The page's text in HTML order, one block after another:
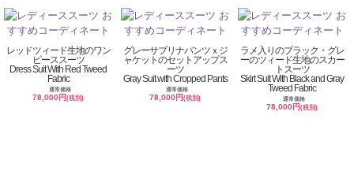
レッドツィード生地のワン
ピーススーツ
Dress Suit With Red Tweed
Fabric
通常価格
78,000円(税別)
グレーサブリナパンツｘジ
ャケットのセットアップス
ーツ
Gray Suit with Cropped Pants
通常価格
78,000円(税別)
ラメ入りのブラック・グレ
ーのツィード生地のスカー
トスーツ
Skirt Suit With Black and Gray
Tweed Fabric
通常価格
78,000円(税別)